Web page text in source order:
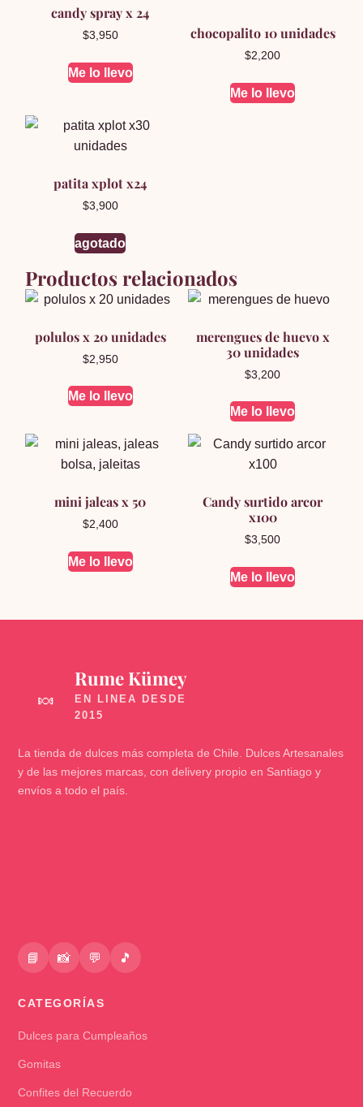
candy spray x 24
$3,950
Me lo llevo
chocopalito 10 unidades
$2,200
Me lo llevo
patita xplot x24
$3,900
agotado
Productos relacionados
polulos x 20 unidades
$2,950
Me lo llevo
merengues de huevo x
30 unidades
$3,200
Me lo llevo
mini jaleas x 50
$2,400
Me lo llevo
Candy surtido arcor
x100
$3,500
Me lo llevo
🍬
Rume Kümey
La tienda de dulces más completa de Chile. Dulces Artesanales
y de las mejores marcas, con delivery propio en Santiago y
envíos a todo el país.
📘 📸 💬 🎵
CATEGORÍAS
Dulces para Cumpleaños
Gomitas
Confites del Recuerdo